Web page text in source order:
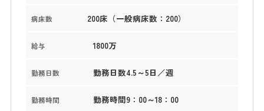
病床数 200床（一般病床数：200）
給与 1800万
勤務日数 勤務日数4.5～5日／週
勤務時間 勤務時間9：00～18：00